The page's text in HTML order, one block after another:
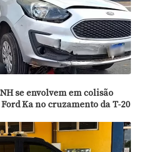
se envolvem em colisão
Ka no cruzamento da T-20